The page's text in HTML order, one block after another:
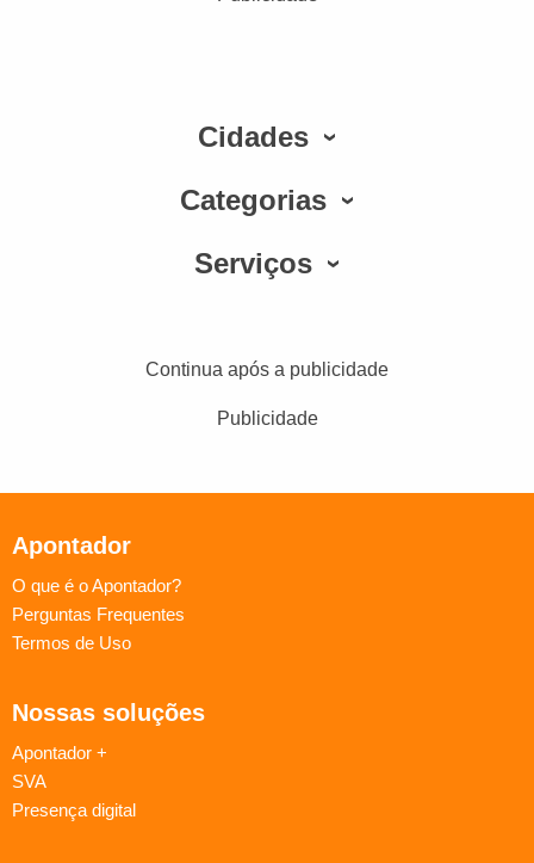
Cidades
Categorias
Serviços
Continua após a publicidade
Publicidade
Apontador
O que é o Apontador?
Perguntas Frequentes
Termos de Uso
Nossas soluções
Apontador +
SVA
Presença digital